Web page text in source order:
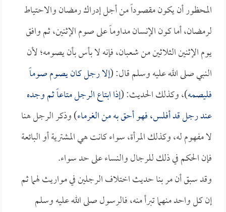
المحظور أن يكون مقصوداً من أجل إدراك رمضان والاحتياط
لرمضان، أما كون الإنسان مداوماً على صوم الإثنين، ثم وافق
يوم الإثنين الثلاثين من شعبان، فإنه لا بأس بأن يصومه؛ لأن
النبي صلى الله عليه وسلم قال: (إلا رجل كان يصوم صوماً
فليصمه)، وكذلك الحديث: (إذا ابتاع الرجل متاعاً ثم وجده
عند رجل قد أفلس، فهو أحق به من الغرماء) وذكر الرجل هنا
لا مفهوم له، وكذلك المرأة، سواء كانت هي المشترية أو البائعة
فإن الحكم في ذلك للرجال والنساء على حد سواء.
وقد سبق أن مر بنا حديث اختلاف الرجلين في مواريث لهما ثم
إن كل واحد منهما تبرأ منه، فالرسول صلى الله عليه وسلم